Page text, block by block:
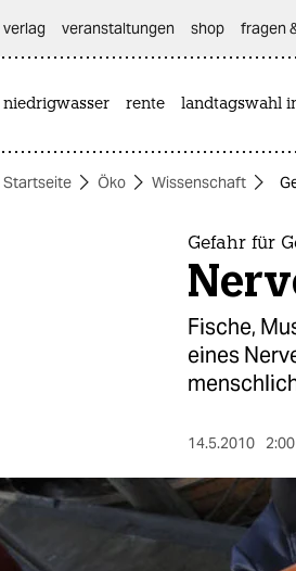
themen
berlin
nord
verlag
veranstaltungen shop fragen
niedrigwasser rente landtagswahl
Startseite Öko Wissenschaft
Gefahr für
Fische,
eines
14.5.2010